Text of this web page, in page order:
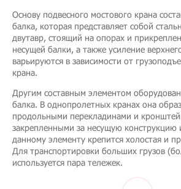
Основу подвесного мостового крана
балка, которая представляет собой
двутавр, стоящий на опорах и
несущей балки, а также усиление
варьируются в зависимости от
крана.
Другим составным элементом
балка. В однопролетных кранах она
продольными перекладинами и
закрепленными за несущую
данному элементу крепится холостая и
Для транспортировки больших грузов
используется пара тележек.